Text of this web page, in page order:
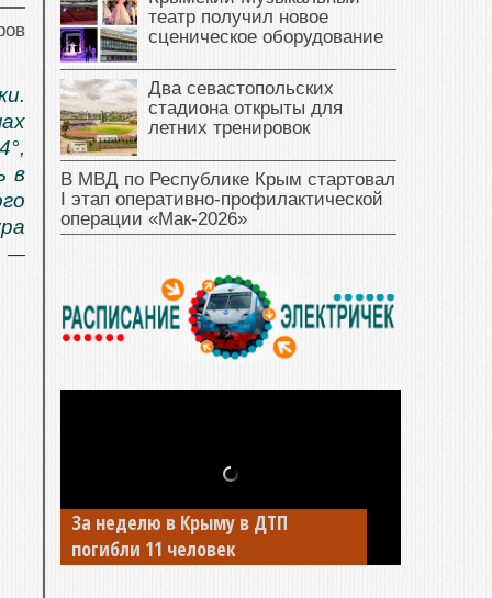
в
театр получил новое
сценическое оборудование
Два севастопольских
стадиона открыты для
летних тренировок
В МВД по Республике Крым стартовал
I этап оперативно‑профилактической
операции «Мак‑2026»
За неделю в Крыму в ДТП
погибли 11 человек